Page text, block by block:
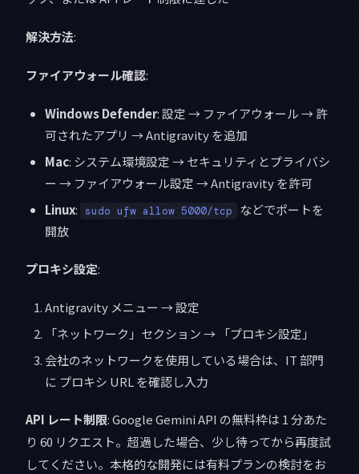
解決方法:
ファイアウォール確認:
Windows Defender: 設定 → ファイアウォール → 許
可されたアプリ → Antigravity を追加
Mac: システム環境設定 → セキュリティとプライバシ
ー → ファイアウォール設定 → Antigravity を許可
Linux: sudo ufw allow 5000/tcp
などでポートを
開放
プロキシ設定:
Antigravity メニュー → 設定
「ネットワーク」セクション → 「プロキシ設定」
会社のネットワークを使用している場合は、IT 部門
に プロキシ URL を確認し入力
API レート制限: Google Gemini API の無料枠は 1 分あた
り 60 リクエスト。超過した場合、少し待ってから再度試
してください。本格的な開発には有料プランの検討をお